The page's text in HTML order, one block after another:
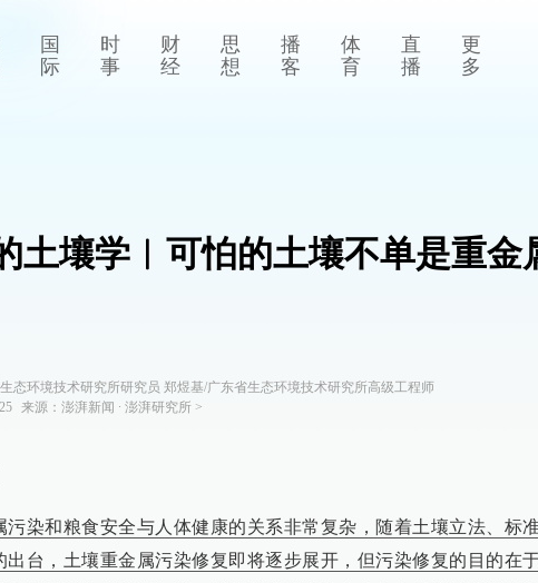
国
际
时
事
财
经
思
想
播
客
体
育
直
播
更
多
土壤学︱可怕的土壤不单是重金
态环境技术研究所研究员 郑煜基/广东省生态环境技术研究所高级工程师
来源： 澎湃新闻 ∙ 澎湃研究所>
污染和粮食安全与人体健康的关系非常复杂，随着土壤立法、标
出台，土壤重金属污染修复即将逐步展开，但污染修复的目的在